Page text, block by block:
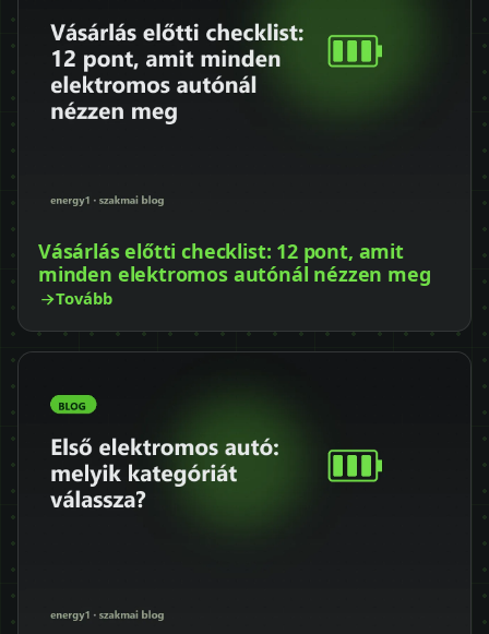
Vásárlás előtti checklist: 12 pont, amit
minden elektromos autónál nézzen meg
Tovább